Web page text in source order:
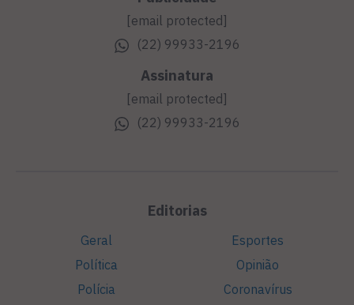
[email protected]
(22) 99933-2196
Assinatura
[email protected]
(22) 99933-2196
Editorias
Geral
Política
Polícia
Esportes
Opinião
Coronavírus